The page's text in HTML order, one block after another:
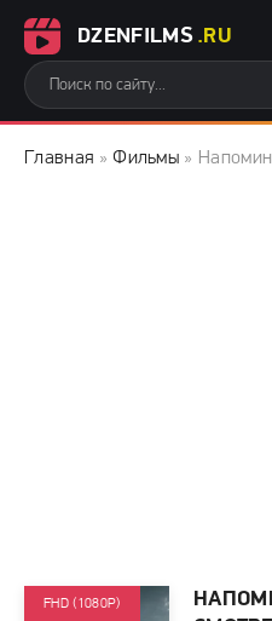
DZENFILMS .RU
Главная » Фильмы »
FHD (1080P)